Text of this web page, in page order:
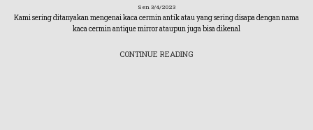
Sen 3/4/2023
Kami sering ditanyakan mengenai kaca cermin antik atau yang sering disapa dengan nama
kaca cermin antique mirror ataupun juga bisa dikenal
CONTINUE READING